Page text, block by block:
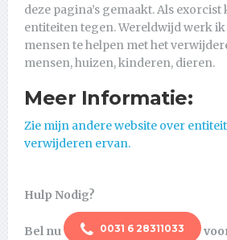
deze pagina’s gemaakt. Als exorcist
entiteiten tegen. Wereldwijd werk
mensen te helpen met het
mensen, huizen, kinderen, dieren.
Meer Informatie:
Zie mijn andere website over
verwijderen ervan.
Hulp Nodig?
Bel nu 0031 6 28311033